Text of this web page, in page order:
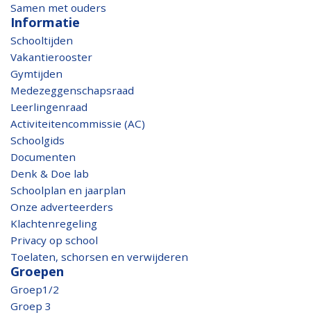
Samen met ouders
Informatie
Schooltijden
Vakantierooster
Gymtijden
Medezeggenschapsraad
Leerlingenraad
Activiteitencommissie (AC)
Schoolgids
Documenten
Denk & Doe lab
Schoolplan en jaarplan
Onze adverteerders
Klachtenregeling
Privacy op school
Toelaten, schorsen en verwijderen
Groepen
Groep1/2
Groep 3